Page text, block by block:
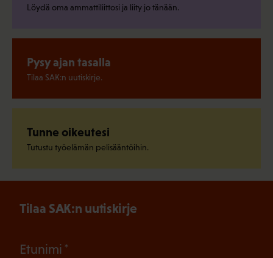
Löydä oma ammattiliittosi ja liity jo tänään.
Pysy ajan tasalla
Tilaa SAK:n uutiskirje.
Tunne oikeutesi
Tutustu työelämän pelisääntöihin.
Tilaa SAK:n uutiskirje
Etunimi